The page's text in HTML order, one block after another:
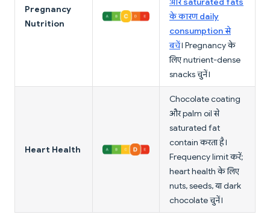
Pregnancy
Nutrition
के कारण daily
consumption से
बचें। Pregnancy के
लिए nutrient-dense
snacks चुनें।
Heart Health
Chocolate coating
और palm oil से
saturated fat
contain करता है।
Frequency limit करें;
heart health के लिए
nuts, seeds, या dark
chocolate चुनें।